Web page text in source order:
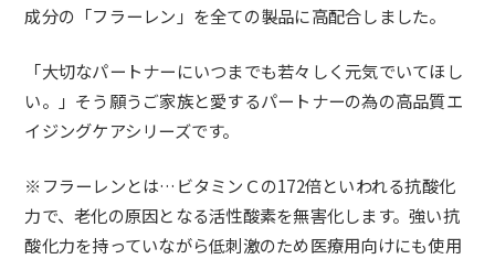
成分の「フラーレン」を全ての製品に高配合しました。
「大切なパートナーにいつまでも若々しく元気でいてほし
い。」そう願うご家族と愛するパートナーの為の高品質エ
イジングケアシリーズです。
※フラーレンとは…ビタミンＣの172倍といわれる抗酸化
力で、老化の原因となる活性酸素を無害化します。強い抗
酸化力を持っていながら低刺激のため医療用向けにも使用